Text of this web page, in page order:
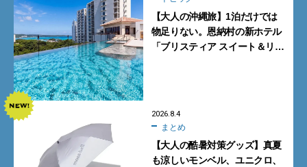
【大人の沖縄旅】1泊だけでは
物足りない。恩納村の新ホテル
「ブリスティア スイート＆リ
2026.8.4
まとめ
【大人の酷暑対策グッズ】真夏
も涼しいモンベル、ユニクロ、